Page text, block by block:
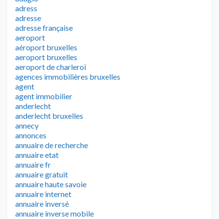
adress
adresse
adresse française
aeroport
aéroport bruxelles
aeroport bruxelles
aeroport de charleroi
agences immobilières bruxelles
agent
agent immobilier
anderlecht
anderlecht bruxelles
annecy
annonces
annuaire de recherche
annuaire etat
annuaire fr
annuaire gratuit
annuaire haute savoie
annuaire internet
annuaire inversé
annuaire inverse mobile